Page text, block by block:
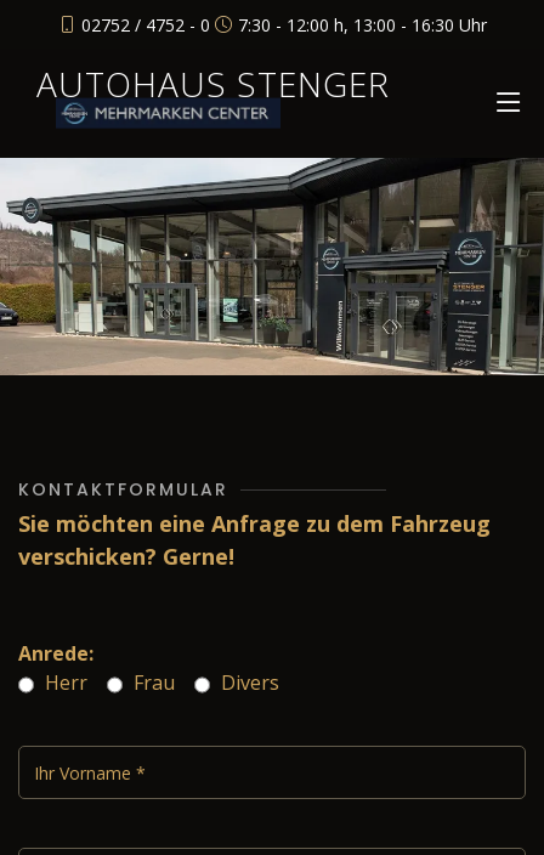
02752 / 4752 - 0 7:30 - 12:00 h, 13:00 - 16:30 Uhr
AUTOHAUS STENGER
KONTAKTFORMULAR
Sie möchten eine Anfrage zu dem Fahrzeug
verschicken? Gerne!
Anrede:
Herr
Frau Divers